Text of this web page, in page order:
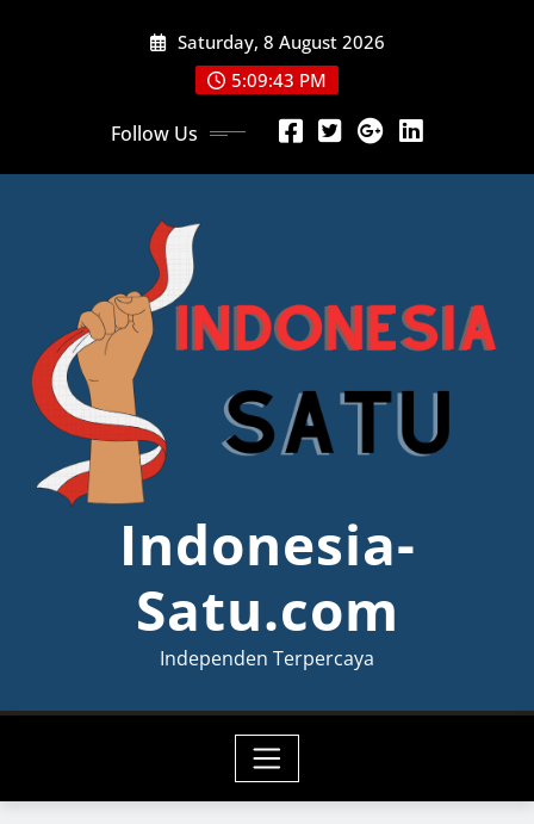
Saturday, 8 August 2026
5:09:44 PM
Follow Us
Indonesia-
Satu.com
Independen Terpercaya